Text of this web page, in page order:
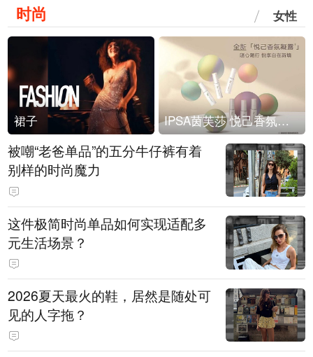
时尚 女性
裙子 IPSA茵芙莎 悦己香氛凝露上市
被嘲“老爸单品”的五分牛仔裤有着
别样的时尚魔力
这件极简时尚单品如何实现适配多
元生活场景？
2026夏天最火的鞋，居然是随处可
见的人字拖？